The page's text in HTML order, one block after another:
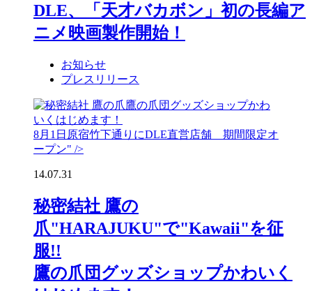
DLE、「天才バカボン」初の長編ア
ニメ映画製作開始！
お知らせ
プレスリリース
鷹の爪団グッズショップかわ
いくはじめます！
8月1日原宿竹下通りにDLE直営店舗 期間限定オ
ープン" />
14.07.31
秘密結社 鷹の
爪"HARAJUKU"で"Kawaii"を征
服!!
鷹の爪団グッズショップかわいく